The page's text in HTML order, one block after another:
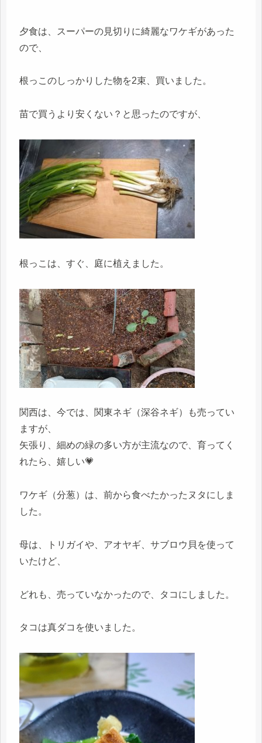
夕食は、スーパーの見切りに綺麗なワケギがあった
ので、
根っこのしっかりした物を2束、買いました。
苗で買うより安くない？と思ったのですが、
根っこは、すぐ、庭に植えました。
関西は、今では、関東ネギ（深谷ネギ）も売ってい
ますが、
矢張り、細めの緑の多い方が主流なので、育ってく
れたら、嬉しい💗
ワケギ（分葱）は、前から食べたかったヌタにしま
した。
母は、トリガイや、アオヤギ、サブロウ貝を使って
いたけど、
どれも、売っていなかったので、タコにしました。
タコは真ダコを使いました。